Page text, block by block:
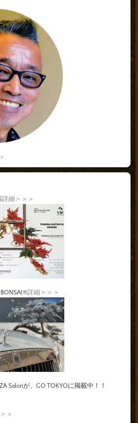
詳細＞＞＞
詳細＞＞＞
Salonが、GO TOKYOに掲載中！！
＞